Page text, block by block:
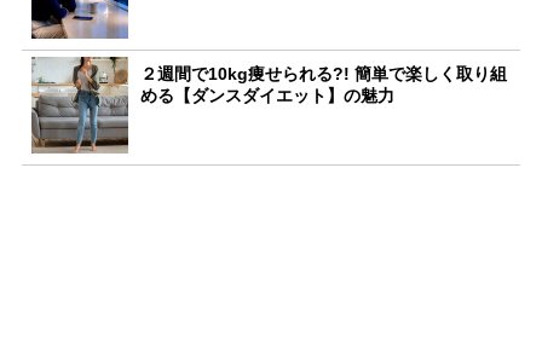
２週間で10kg痩せられる?! 簡単で楽しく取り組
める【ダンスダイエット】の魅力